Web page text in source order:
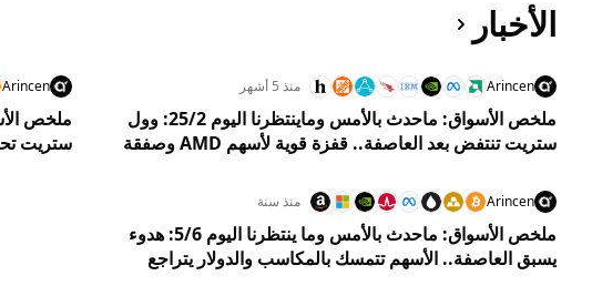
الأخبار
Arincen منذ 5 أشهر
ملخص الأسواق: ماحدث بالأمس وماينتظرنا اليوم 25/2: وول
ستريت تنتفض بعد العاصفة.. قفزة قوية لأسهم AMD وصفقة
Arincen
Arincen منذ سنة
ملخص الأسواق: ماحدث بالأمس وما ينتظرنا اليوم 5/6: هدوء
يسبق العاصفة.. الأسهم تتمسك بالمكاسب والدولار يتراجع